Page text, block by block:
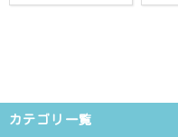
カテゴリ一覧